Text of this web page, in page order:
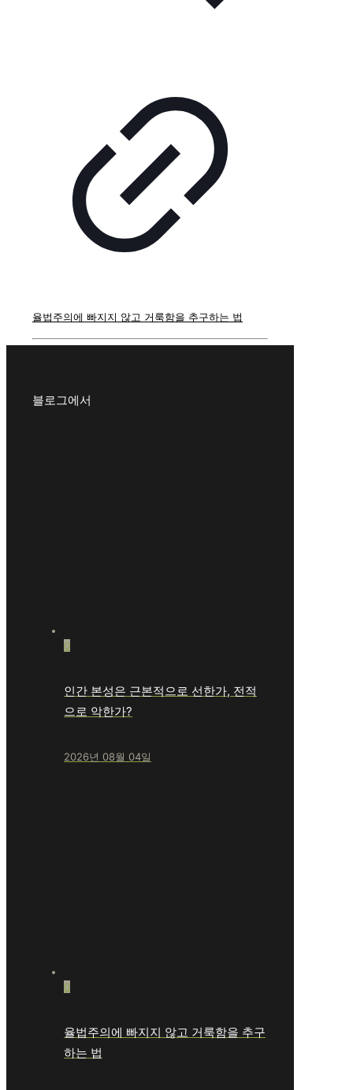
율법주의에 빠지지 않고 거룩함을 추구하는 법
블로그에서
0
인간 본성은 근본적으로 선한가, 전적
으로 악한가?
2026년 08월 04일
0
율법주의에 빠지지 않고 거룩함을 추구
하는 법